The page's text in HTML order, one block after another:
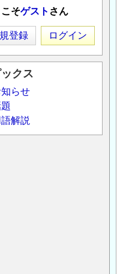
そゲスト さん
登録 ログイン
ックス
らせ
語解説